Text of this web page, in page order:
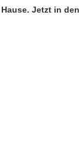
Jetzt in